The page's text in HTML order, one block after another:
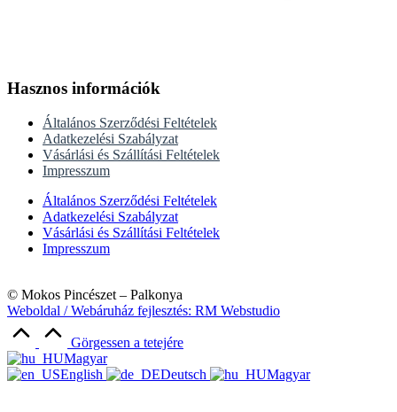
Hasznos információk
Általános Szerződési Feltételek
Adatkezelési Szabályzat
Vásárlási és Szállítási Feltételek
Impresszum
Általános Szerződési Feltételek
Adatkezelési Szabályzat
Vásárlási és Szállítási Feltételek
Impresszum
© Mokos Pincészet – Palkonya
Weboldal / Webáruház fejlesztés: RM Webstudio
Görgessen a tetejére
Magyar
English
Deutsch Magyar